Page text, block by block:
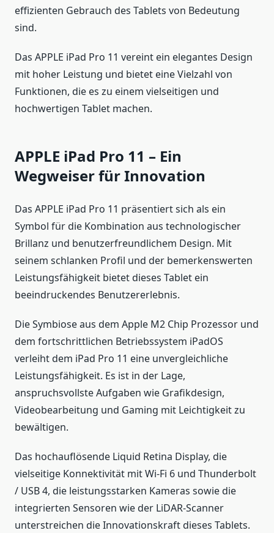
effizienten Gebrauch des Tablets von Bedeutung
sind.
Das APPLE iPad Pro 11 vereint ein elegantes Design
mit hoher Leistung und bietet eine Vielzahl von
Funktionen, die es zu einem vielseitigen und
hochwertigen Tablet machen.
APPLE iPad Pro 11 – Ein
Wegweiser für Innovation
Das APPLE iPad Pro 11 präsentiert sich als ein
Symbol für die Kombination aus technologischer
Brillanz und benutzerfreundlichem Design. Mit
seinem schlanken Profil und der bemerkenswerten
Leistungsfähigkeit bietet dieses Tablet ein
beeindruckendes Benutzererlebnis.
Die Symbiose aus dem Apple M2 Chip Prozessor und
dem fortschrittlichen Betriebssystem iPadOS
verleiht dem iPad Pro 11 eine unvergleichliche
Leistungsfähigkeit. Es ist in der Lage,
anspruchsvollste Aufgaben wie Grafikdesign,
Videobearbeitung und Gaming mit Leichtigkeit zu
bewältigen.
Das hochauflösende Liquid Retina Display, die
vielseitige Konnektivität mit Wi-Fi 6 und Thunderbolt
/ USB 4, die leistungsstarken Kameras sowie die
integrierten Sensoren wie der LiDAR-Scanner
unterstreichen die Innovationskraft dieses Tablets.